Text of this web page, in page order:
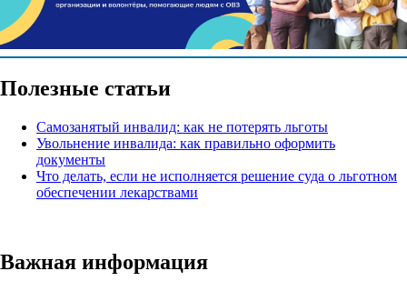
Полезные статьи
Самозанятый инвалид: как не потерять льготы
Увольнение инвалида: как правильно оформить
документы
Что делать, если не исполняется решение суда о льготном
обеспечении лекарствами
Важная информация